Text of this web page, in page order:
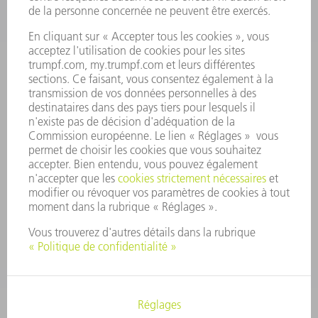
PROFIL DE L'ENTREPRISE
CONSEIL D'ADMINISTRATION
RAPPORT ANNUEL
PRINCIPES FONDAMENTAUX DE L'ENTREPRISE
CONFORMITÉ
SYSTÈME D'ALERTE
SÉCURITÉ
COMMUNIQUÉS DE PRESSE
MAGAZINE
DURABILITÉ
ENVIRONNEMENT ET CLIMAT
SOCIAL ET SOCIÉTÉ
GESTION D'ENTREPRISE
PROTECTION DES DONNÉES PERSONNELLES